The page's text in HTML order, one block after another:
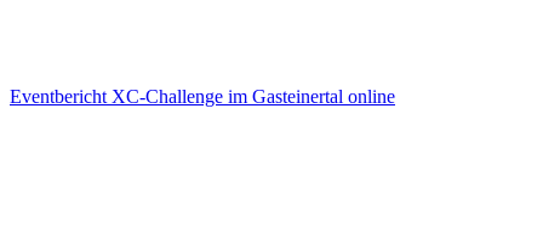
Eventbericht XC-Challenge im Gasteinertal online